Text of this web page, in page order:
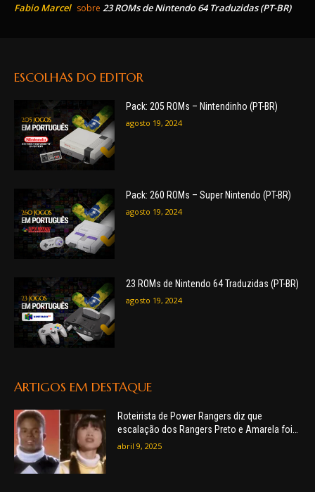
Fabio Marcel sobre 23 ROMs de Nintendo 64 Traduzidas (PT-BR)
ESCOLHAS DO EDITOR
Pack: 205 ROMs – Nintendinho (PT-BR)
agosto 19, 2024
Pack: 260 ROMs – Super Nintendo (PT-BR)
agosto 19, 2024
23 ROMs de Nintendo 64 Traduzidas (PT-BR)
agosto 19, 2024
ARTIGOS EM DESTAQUE
Roteirista de Power Rangers diz que
escalação dos Rangers Preto e Amarela foi
um grande erro
abril 9, 2025